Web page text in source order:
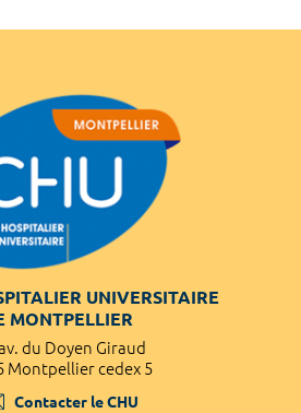
UNIVERSITAIRE
MONTPELLIER
du Doyen Giraud
Montpellier cedex 5
Contacter le CHU